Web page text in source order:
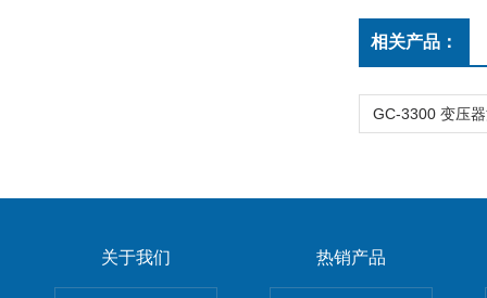
相关产品：
GC-3300 变压
关于我们 热销产品